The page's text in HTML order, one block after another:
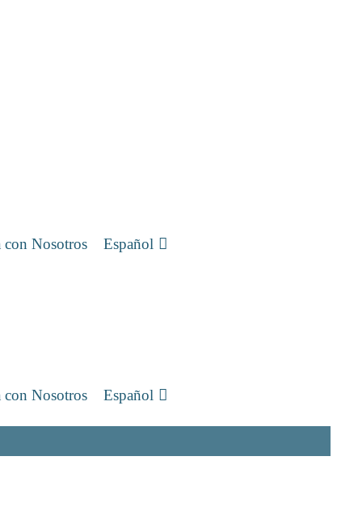
con Nosotros Español
con Nosotros Español